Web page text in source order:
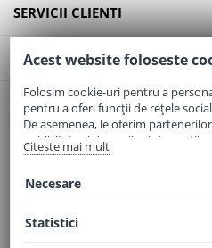
SERVICII CLIENTI
CONTACT
Email:office@elaptepraf.ro
Telefon:0745-964-449
Adresa:Sos. Borsului, Nr. 20, Oradea,
Acest website foloseste
Folosim cookie-uri pentru a
pentru a oferi funcții de rețele
De asemenea, le oferim
publicitate și de analize informații
folosiți site-ul nostru. Aceștia le pot
Citeste mai mult
Necesare
Statistici